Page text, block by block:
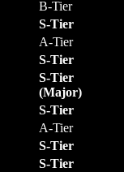
B-Tier
S-Tier
A-Tier
S-Tier
S-Tier
(Major)
S-Tier
A-Tier
S-Tier
S-Tier